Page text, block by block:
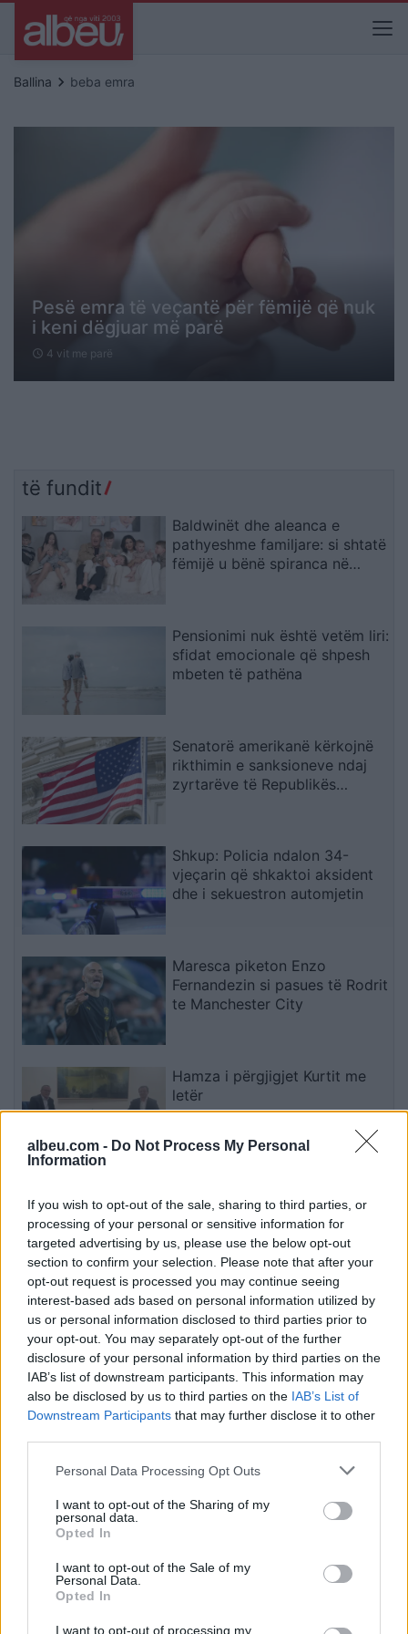
albeu.com - Do Not Process My Personal
Information
If you wish to opt-out of the sale, sharing to third parties, or
processing of your personal or sensitive information for
targeted advertising by us, please use the below opt-out
section to confirm your selection. Please note that after your
opt-out request is processed you may continue seeing
interest-based ads based on personal information utilized by
us or personal information disclosed to third parties prior to
your opt-out. You may separately opt-out of the further
disclosure of your personal information by third parties on the
IAB’s list of downstream participants. This information may
also be disclosed by us to third parties on the IAB’s List of
Downstream Participants that may further disclose it to other
Personal Data Processing Opt Outs
I want to opt-out of the Sharing of my
personal data.
Opted In
I want to opt-out of the Sale of my
Personal Data.
Opted In
I want to opt-out of processing my
Ballina keyboard_arrow_right beba emra
Pesë emra të veçantë për fëmijë që nuk
i keni dëgjuar më parë
schedule 4 vit me parë
të fundit
Baldwinët dhe aleanca e
pathyeshme familjare: si shtatë
fëmijë u bënë spiranca në
Pensionimi nuk është vetëm liri:
sfidat emocionale që shpesh
mbeten të pathëna
Senatorë amerikanë kërkojnë
rikthimin e sanksioneve ndaj
zyrtarëve të Republikës
Shkup: Policia ndalon 34-
vjeçarin që shkaktoi aksident
dhe i sekuestron automjetin
Maresca piketon Enzo
Fernandezin si pasues të Rodrit
te Manchester City
Hamza i përgjigjet Kurtit me
letër
rregullat e reja të GJKKO-së
për median: Të rishikohen
kufizimet ndaj gazetarëve dhe
informimit publik
Esim for Global|Esim for Europe|
Esim for Caribbean